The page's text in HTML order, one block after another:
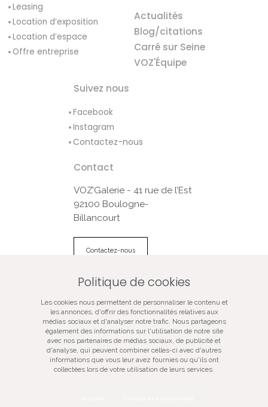
Leasing
Location d’exposition
Location d’espace
Offre entreprise
Actualités
Blog/citations
Carré sur Seine
VOZ'Équipe
Suivez nous
Facebook
Instagram
Contactez-nous
Contact
VOZ’Galerie - 41 rue de l’Est
92100 Boulogne-
Billancourt
Contactez-nous
VOZ‘Galerie
VOZ‘Image
Mentions légales
Plan du site
Galerie d’art spécialisée dans la photographie
Politique de cookies
Les cookies nous permettent de personnaliser le contenu et
les annonces, d'offrir des fonctionnalités relatives aux
médias sociaux et d'analyser notre trafic. Nous partageons
également des informations sur l'utilisation de notre site
avec nos partenaires de médias sociaux, de publicité et
d'analyse, qui peuvent combiner celles-ci avec d'autres
informations que vous leur avez fournies ou qu'ils ont
collectées lors de votre utilisation de leurs services.